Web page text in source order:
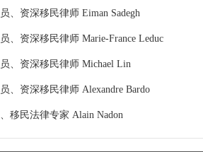
、资深移民律师 Eiman Sadegh
、资深移民律师 Marie-France Leduc
、资深移民律师 Michael Lin
、资深移民律师 Alexandre Bardo
移民法律专家 Alain Nadon